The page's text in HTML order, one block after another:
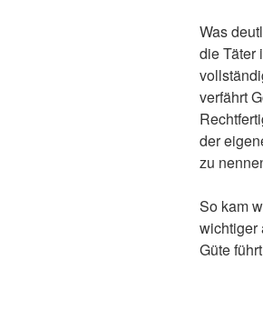
Was
die Täter
verfährt
der
zu
So kam
wichtiger
Güte